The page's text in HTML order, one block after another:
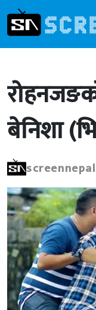
बेनिशा
screennepal